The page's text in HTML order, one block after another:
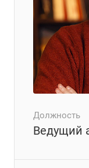
Должность
Ведущий